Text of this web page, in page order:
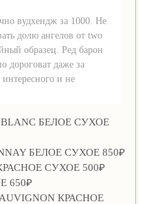
вудхендж за 1000. Не
долю ангелов от two
образец. Ред барон
дороговат даже за
и не
BLANC БЕЛОЕ СУХОЕ
БЕЛОЕ СУХОЕ 850₽
КРАСНОЕ СУХОЕ 500₽
650₽
КРАСНОЕ